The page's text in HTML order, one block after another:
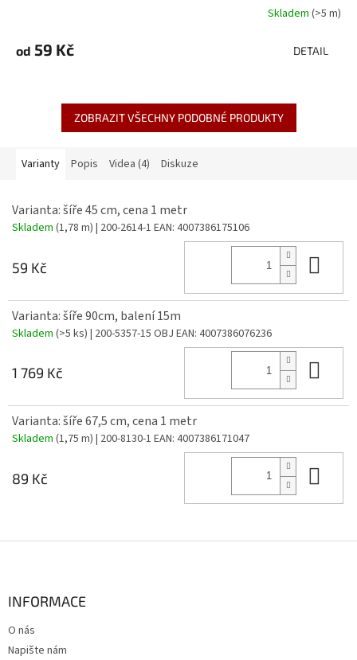
Skladem (>5 m)
od 59 Kč DETAIL
ZOBRAZIT VŠECHNY PODOBNÉ PRODUKTY
Varianty Popis Videa (4) Diskuze
Varianta: šíře 45 cm, cena 1 metr
Skladem (1,78 m) | 200-2614-1 EAN: 4007386175106
59 Kč
Varianta: šíře 90cm, balení 15m
Skladem (>5 ks) | 200-5357-15 OBJ EAN: 4007386076236
1 769 Kč
Varianta: šíře 67,5 cm, cena 1 metr
Skladem (1,75 m) | 200-8130-1 EAN: 4007386171047
89 Kč
INFORMACE
O nás
Napište nám